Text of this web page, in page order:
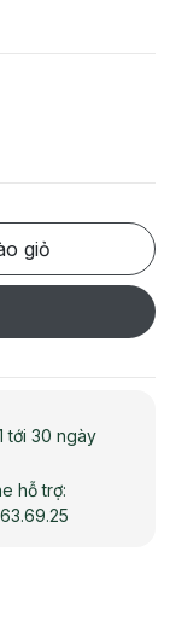
giỏ
tới 30 ngày
hỗ trợ: